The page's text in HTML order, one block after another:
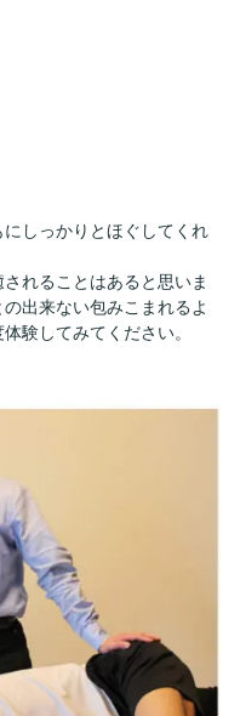
しっかりとほぐしてくれ
れることはあると思いま
出来ない包みこまれるよ
験してみてください。